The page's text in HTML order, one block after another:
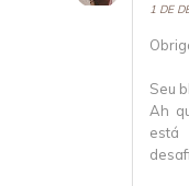
1 DE
Seu
Ah
está